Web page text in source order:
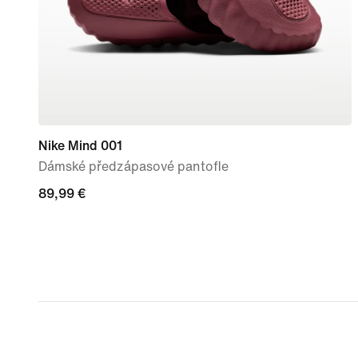
Nike Mind 001
Dámské předzápasové pantofle
89,99 €
89,99 €